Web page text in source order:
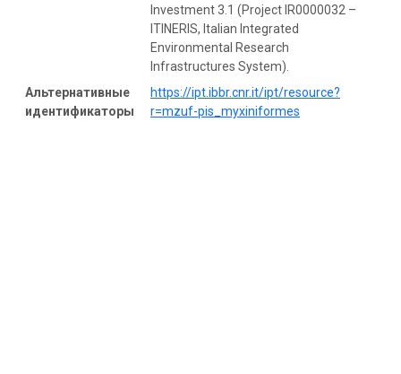
Investment 3.1 (Project IR0000032 –
ITINERIS, Italian Integrated
Environmental Research
Infrastructures System).
Альтернативные
идентификаторы
https://ipt.ibbr.cnr.it/ipt/resource?
r=mzuf-pis_myxiniformes